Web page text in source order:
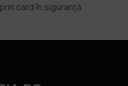
card în siguranță